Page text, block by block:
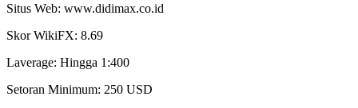
Situs Web: www.didimax.co.id
Skor WikiFX: 8.69
Laverage: Hingga 1:400
Setoran Minimum: 250 USD